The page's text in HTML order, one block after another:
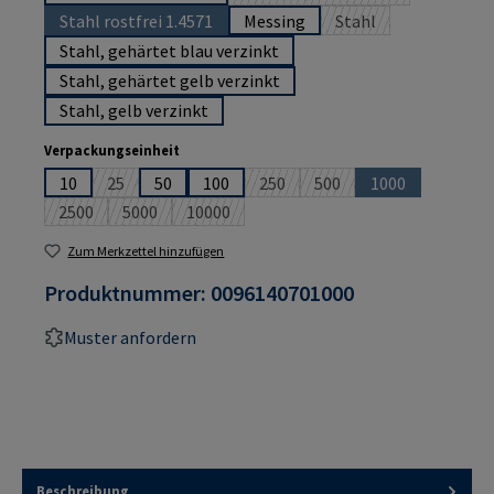
Stahl rostfrei 1.4571(Diese Option ist zurzeit nicht verfügbar.)
Messing Stahl(Diese Option ist
Stahl, gehärtet blau verzinkt
Stahl, gehärtet gelb verzinkt
Stahl, gelb verzinkt
Verpackungseinheit
10 25(Diese Option ist zurzeit nicht verfügbar.)
50 100 250(Diese Option ist zurzeit nicht
500(Diese Option ist zurzeit
1000(Diese Option
2500(Diese Option ist zurzeit nicht verfügbar.)
5000(Diese Option ist zurzeit nicht verfügbar.)
10000(Diese Option ist zurzeit nicht verfügbar.)
Zum Merkzettel hinzufügen
Produktnummer: 0096140701000
Muster anfordern